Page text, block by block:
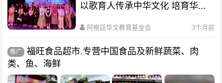
以歌育人传承中华文化 培育华裔
阿根廷华文教育基金会 3个月前
推广
福旺食品超市.专营中国食品及新鲜蔬菜、肉
类、鱼、海鲜